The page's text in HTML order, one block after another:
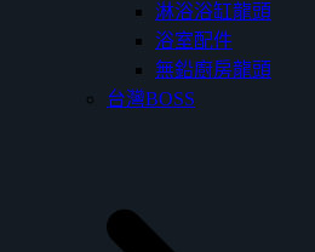
淋浴浴缸龍頭
浴室配件
無鉛廚房龍頭
台灣BOSS